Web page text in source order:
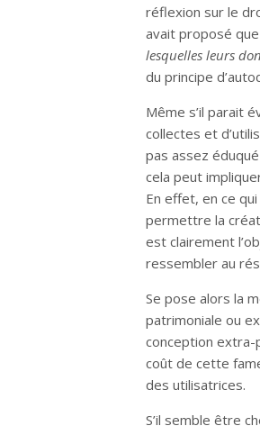
réflexion sur le
avait proposé
lesquelles leurs
du principe
Même s’il parait
collectes et
pas assez
cela peut
En effet, en ce
permettre la
est clairement
ressembler au
Se pose alors la
patrimoniale ou
conception extra-
coût de cette
des utilisatrices.
S’il semble être